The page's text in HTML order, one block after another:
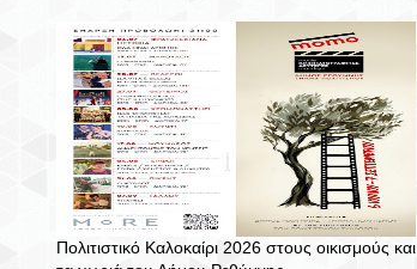
Πολιτιστικό Καλοκαίρι 2026 στους οικισμούς και